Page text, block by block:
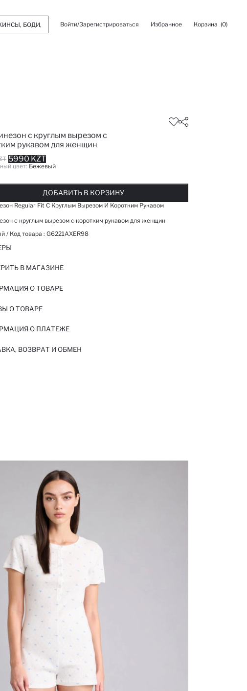
Войти/Зарегистрироваться Избранное Корзина (0)
с круглым вырезом с
рукавом для женщин
5990 KZT
цвет: Бежевый
ДОБАВИТЬ В КОРЗИНУ
Regular Fit С Круглым Вырезом И Коротким Рукавом
с круглым вырезом с коротким рукавом для женщин
/ Код товара : G6221AXER98
В МАГАЗИНЕ
О ТОВАРЕ
О ТОВАРЕ
О ПЛАТЕЖЕ
ВОЗВРАТ И ОБМЕН